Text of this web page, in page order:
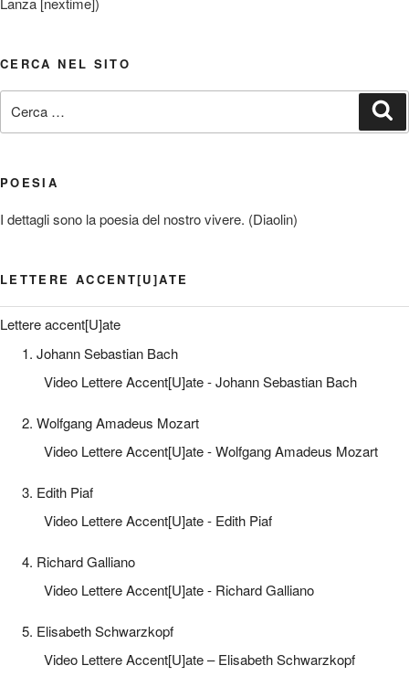
CERCA NEL SITO
POESIA
I dettagli sono la poesia del nostro vivere. (Diaolin)
LETTERE ACCENT[U]ATE
Lettere accent[U]ate
1. Johann Sebastian Bach
Video Lettere Accent[U]ate - Johann Sebastian Bach
2. Wolfgang Amadeus Mozart
Video Lettere Accent[U]ate - Wolfgang Amadeus Mozart
3. Edith Piaf
Video Lettere Accent[U]ate - Edith Piaf
4. Richard Galliano
Video Lettere Accent[U]ate - Richard Galliano
5. Elisabeth Schwarzkopf
Video Lettere Accent[U]ate – Elisabeth Schwarzkopf